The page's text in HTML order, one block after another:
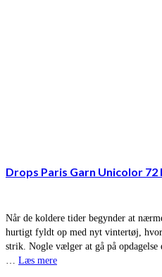
Drops Paris Garn Unicolor 72
Når de koldere tider begynder at
hurtigt fyldt op med nyt vintertøj,
strik. Nogle vælger at gå på
… Læs mere